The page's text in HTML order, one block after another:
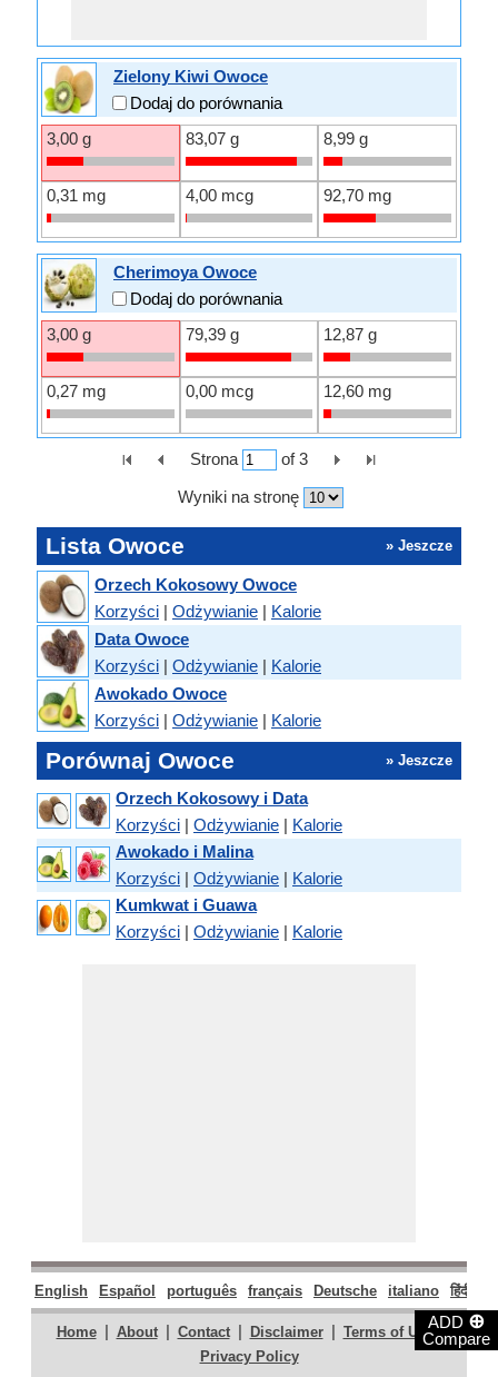
ADD ⊕
Compare
Zielony Kiwi Owoce
Dodaj do porównania
3,00 g
83,07 g 8,99 g
0,31 mg 4,00 mcg 92,70 mg
Cherimoya Owoce
Dodaj do porównania
3,00 g
79,39 g 12,87 g
0,27 mg 0,00 mcg 12,60 mg
Strona of3
Wyniki na stronę
Lista Owoce » Jeszcze
Orzech Kokosowy Owoce
Korzyści | Odżywianie | Kalorie
Data Owoce
Korzyści | Odżywianie | Kalorie
Awokado Owoce
Korzyści | Odżywianie | Kalorie
Porównaj Owoce » Jeszcze
Orzech Kokosowy i Data
Korzyści | Odżywianie | Kalorie
Awokado i Malina
Korzyści | Odżywianie | Kalorie
Kumkwat i Guawa
Korzyści | Odżywianie | Kalorie
English Español português français Deutsche italiano हिंदी
Home | About | Contact | Disclaimer | Terms of Use |
Privacy Policy